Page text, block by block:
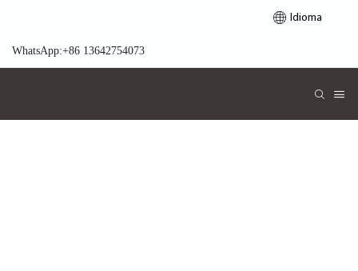
Idioma
WhatsApp:+86 13642754073